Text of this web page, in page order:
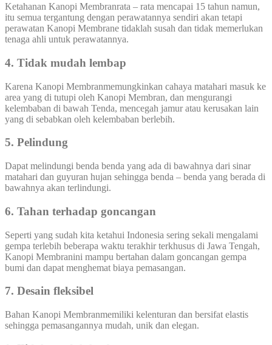
Ketahanan Kanopi Membranrata – rata mencapai 15 tahun namun,
itu semua tergantung dengan perawatannya sendiri akan tetapi
perawatan Kanopi Membrane tidaklah susah dan tidak memerlukan
tenaga ahli untuk perawatannya.
4. Tidak mudah lembap
Karena Kanopi Membranmemungkinkan cahaya matahari masuk ke
area yang di tutupi oleh Kanopi Membran, dan mengurangi
kelembaban di bawah Tenda, mencegah jamur atau kerusakan lain
yang di sebabkan oleh kelembaban berlebih.
5. Pelindung
Dapat melindungi benda benda yang ada di bawahnya dari sinar
matahari dan guyuran hujan sehingga benda – benda yang berada di
bawahnya akan terlindungi.
6. Tahan terhadap goncangan
Seperti yang sudah kita ketahui Indonesia sering sekali mengalami
gempa terlebih beberapa waktu terakhir terkhusus di Jawa Tengah,
Kanopi Membranini mampu bertahan dalam goncangan gempa
bumi dan dapat menghemat biaya pemasangan.
7. Desain fleksibel
Bahan Kanopi Membranmemiliki kelenturan dan bersifat elastis
sehingga pemasangannya mudah, unik dan elegan.